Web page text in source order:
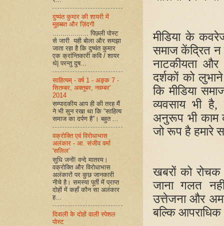
मीडिया के
समाज केंद्रित न
नाटकीयता
दर्शकों को
कि मीडिया
व्यवसाय भी है,
अनुरूप भी काम
जो रूप है हमारे
खबरों को रोचक
जाना गलत
उत्तेजना और
बल्कि आपराधिक
दुष्यंत कुमार की शायरी में
मुहब्बत और ज़िंदगी
.................. पिछली पोस्ट
से जारी यही बोला और समझा
जाता रहा है कि दुष्यंत कुमार
एक क्रांन्तिकारी कवि / शायर
थे| परन्तु दुष...
साहित्यम् - वर्ष 1 - अङ्क 7 -
सितम्बर, अक्तूबर, नवम्बर'
2014
सम्पादकीय आप ही की तरह मैं
ने भी सुन रखा था कि “साहित्य
समाज का दर्पण है”। बहुत ...
वक्रोक्ति एवं विरोधाभास
अलंकार - आ. संजीव वर्मा
'सलिल'
सुधि जनों! वन्दे मातरम।
वक्रोक्ति और विरोधाभास
अलंकारों पर कुछ जानकारी
नीचे है। समस्या पूर्ती में प्राप्त
दोहों में कहाँ कौन सा अलंकार
ह...
दिवाली के दोहों वाली स्पेशल
पोस्ट